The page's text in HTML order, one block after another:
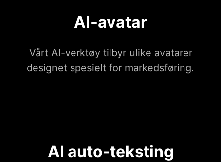
AI-avatar
Vårt AI-verktøy tilbyr ulike avatarer
designet spesielt for markedsføring.
AI auto-teksting